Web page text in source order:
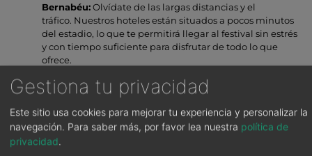
Bernabéu:Olvídate de las largas distancias y el
tráfico. Nuestros hoteles están situados a pocos minutos
del estadio, lo que te permitirá llegar al festival sin estrés
y con tiempo suficiente para disfrutar de todo lo que
ofrece.
Habitaciones modernas y equipadas:
descanso reparador en nuestras habitaciones, que
cuentan con todas las comodidades para que te sientas
como en casa.
Servicios de alta calidad:
Gestiona tu privacidad
Este sitio usa cookies para mejorar tu experiencia y personalizar la
navegación. Para saber más, por favor lea nuestra política de
privacidad.